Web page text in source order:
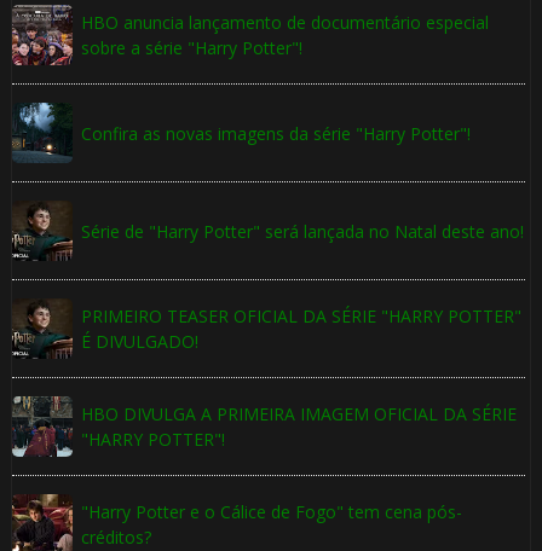
HBO anuncia lançamento de documentário especial
sobre a série "Harry Potter"!
Confira as novas imagens da série "Harry Potter"!
Série de "Harry Potter" será lançada no Natal deste ano!
PRIMEIRO TEASER OFICIAL DA SÉRIE "HARRY POTTER"
É DIVULGADO!
HBO DIVULGA A PRIMEIRA IMAGEM OFICIAL DA SÉRIE
"HARRY POTTER"!
"Harry Potter e o Cálice de Fogo" tem cena pós-
créditos?